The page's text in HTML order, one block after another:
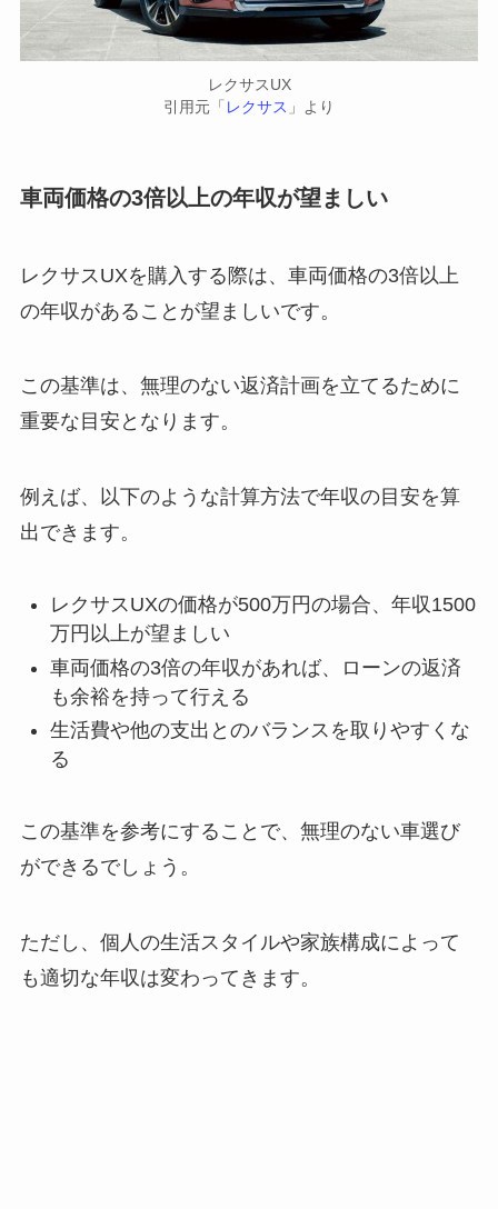
レクサスUX
引用元「 レクサス 」より
車両価格の3倍以上の年収が望ましい
レクサスUXを購入する際は、車両価格の3倍以上
の年収があることが望ましいです。
この基準は、無理のない返済計画を立てるために
重要な目安となります。
例えば、以下のような計算方法で年収の目安を算
出できます。
レクサスUXの価格が500万円の場合、年収1500
万円以上が望ましい
車両価格の3倍の年収があれば、ローンの返済
も余裕を持って行える
生活費や他の支出とのバランスを取りやすくな
る
この基準を参考にすることで、無理のない車選び
ができるでしょう。
ただし、個人の生活スタイルや家族構成によって
も適切な年収は変わってきます。